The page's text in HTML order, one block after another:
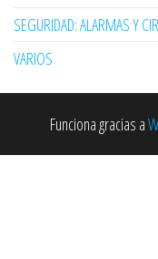
SEGURIDAD: ALARMAS Y
VARIOS
Funciona gracias a